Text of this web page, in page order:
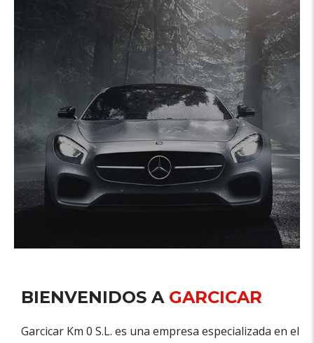
BIENVENIDOS A GARCICAR
Garcicar Km 0 S.L. es una empresa especializada en el